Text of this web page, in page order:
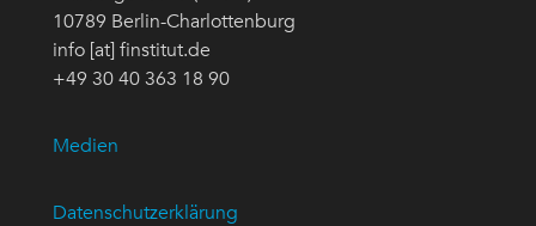
10789 Berlin-Charlottenburg
info [at] finstitut.de
+49 30 40 363 18 90
Medien
Datenschutzerklärung